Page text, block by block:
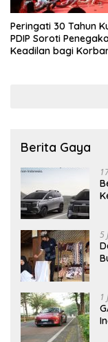
Peringati 30 Tahun
PDIP Soroti
Keadilan bagi
Berita Gaya
5
1